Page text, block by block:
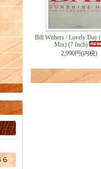
Bill Withers / Lovely Day
Mix) (7 Inch)
2,990円(内税)